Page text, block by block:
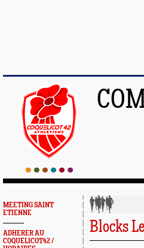
MEETING SAINT
ETIENNE
ADHERER AU
COQUELICOT42 /
Blocks